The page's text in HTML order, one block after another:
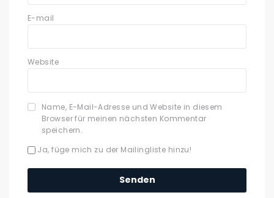
E-mail
Website
Name, E-Mail-Adresse und Website in diesem
Browser für meinen nächsten Kommentar
speichern.
Ja, füge mich zu der Mailingliste hinzu!